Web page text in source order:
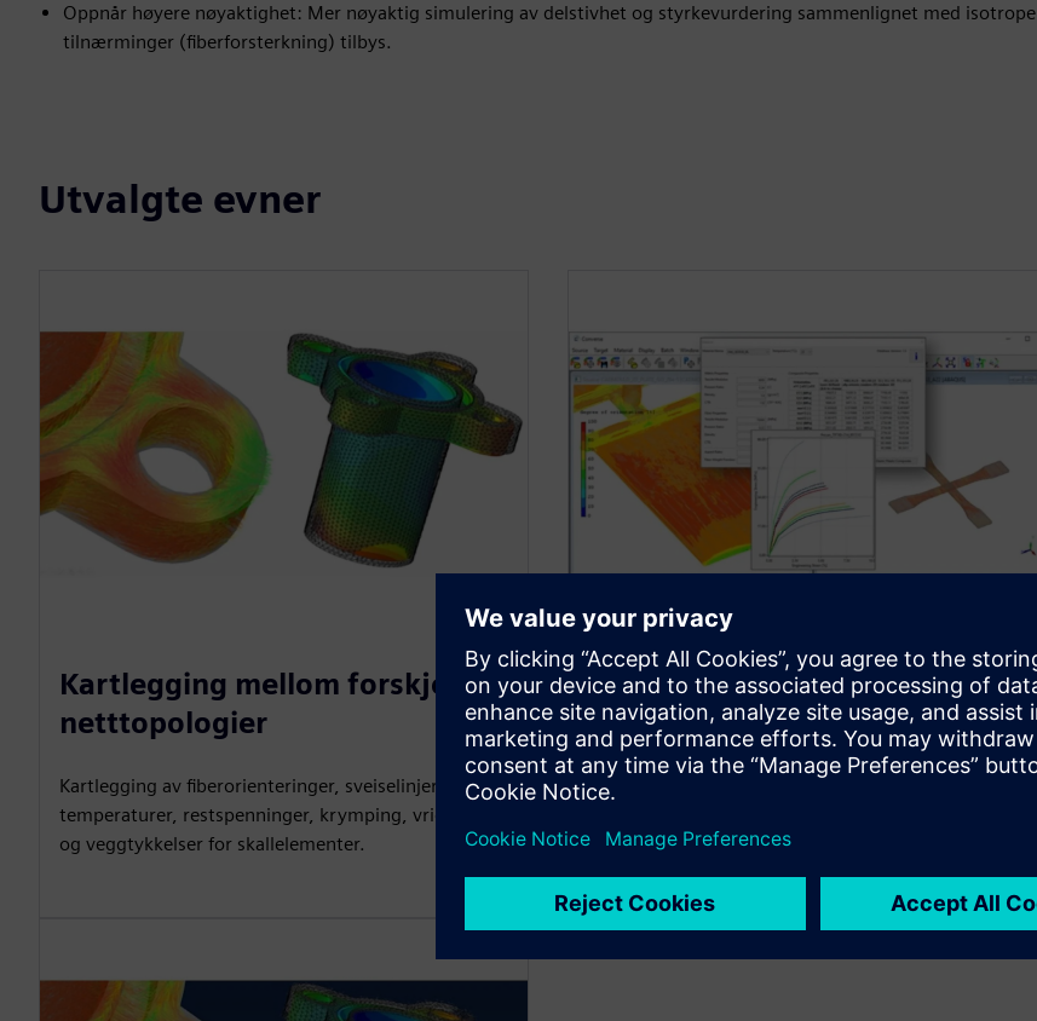
Oppnår høyere nøyaktighet: Mer nøyaktig simulering av delstivhet og styrkevurdering sammenlignet med isotrope
tilnærminger (fiberforsterkning) tilbys.
Utvalgte evner
Kartlegging mellom forskjellige
netttopologier
Kartlegging av fiberorienteringer, sveiselinjer, trykk,
temperaturer, restspenninger, krymping, vridning
og veggtykkelser for skallelementer.
Flerskala materialmodell
Har anisotropisk elasto-plastisk materialmodell ved
hjelp av innebygde løsermaterialkort fra en
materialdatabase.